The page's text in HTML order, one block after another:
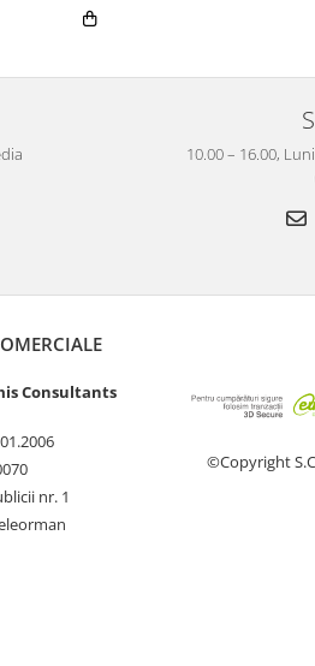
10.00 – 16.00,
Consultants
nr. 1
©Copyright